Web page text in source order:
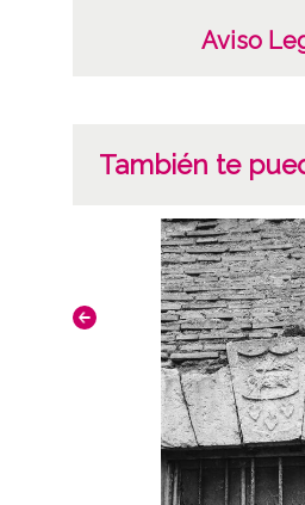
Aviso
También te